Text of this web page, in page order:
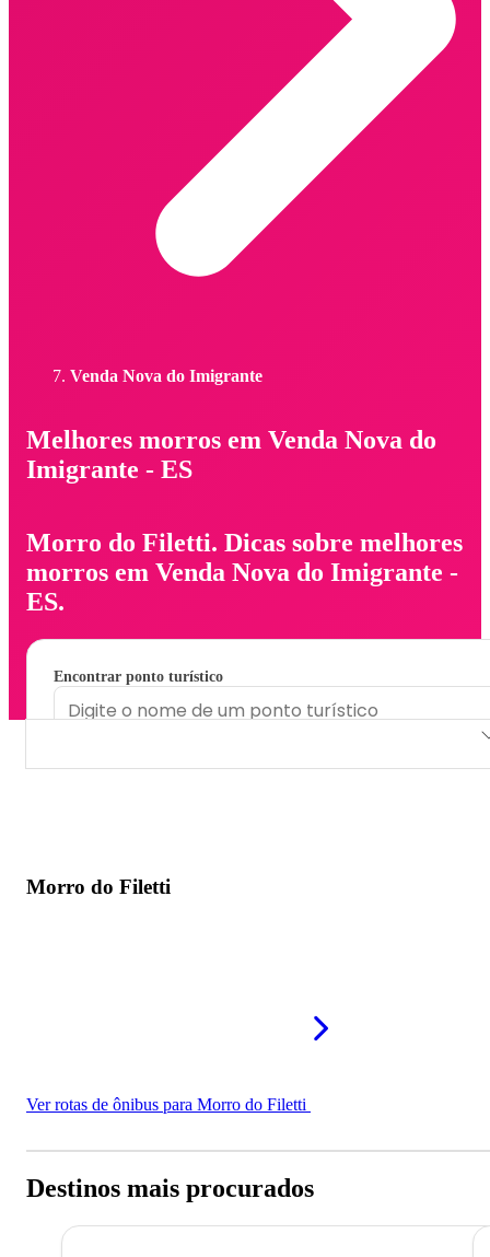
Venda Nova do Imigrante
Melhores morros em Venda Nova do
Imigrante - ES
Morro do Filetti. Dicas sobre melhores
morros em Venda Nova do Imigrante -
ES.
Encontrar ponto turístico
Morro do Filetti
Ver rotas de ônibus para Morro do Filetti
Destinos mais procurados